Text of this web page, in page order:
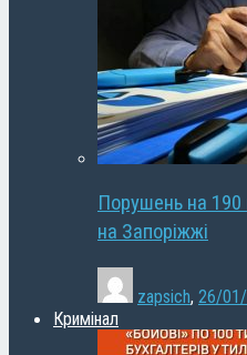
Порушень на 190
на Запоріжжі
zapsich, 26/
Кримінал